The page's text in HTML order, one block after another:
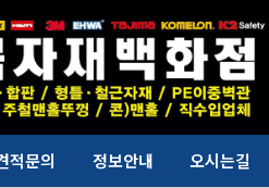
적문의 정보안내 오시는길